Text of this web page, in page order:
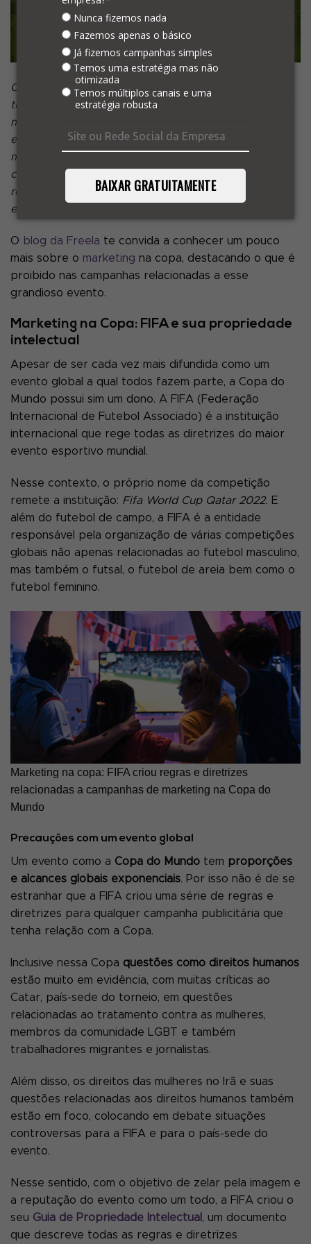
Nunca fizemos nada
Fazemos apenas o básico
Já fizemos campanhas simples
Temos uma estratégia mas não
otimizada
Temos múltiplos canais e uma
estratégia robusta
BAIXAR GRATUITAMENTE
O maior evento esportivo do planeta chegou com
tudo, angariando as atenções de milhões de pessoas
mundo afora, com muitas empresas aproveitando
esse momento para explorar novas campanhas de
marketing. Mas quando falamos em marketing na
copa, é preciso tomar cuidado. Afinal, a FIFA impôs
regras específicas e diretrizes sobre o que pode ser
explorado em campanhas publicitárias.
O blog da Freela te convida a conhecer um pouco
mais sobre o marketing na copa, destacando o que é
proibido nas campanhas relacionadas a esse
grandioso evento.
Marketing na Copa: FIFA e sua propriedade
intelectual
Apesar de ser cada vez mais difundida como um
evento global a qual todos fazem parte, a Copa do
Mundo possui sim um dono. A FIFA (Federação
Internacional de Futebol Associado) é a instituição
internacional que rege todas as diretrizes do maior
evento esportivo mundial.
Nesse contexto, o próprio nome da competição
remete a instituição: Fifa World Cup Qatar 2022. E
além do futebol de campo, a FIFA é a entidade
responsável pela organização de várias competições
globais não apenas relacionadas ao futebol masculino,
mas também o futsal, o futebol de areia bem como o
futebol feminino.
Marketing na copa: FIFA criou regras e diretrizes
relacionadas a campanhas de marketing na Copa do
Mundo
Precauções com um evento global
Um evento como a Copa do Mundo tem proporções
e alcances globais exponenciais. Por isso não é de se
estranhar que a FIFA criou uma série de regras e
diretrizes para qualquer campanha publicitária que
tenha relação com a Copa.
Inclusive nessa Copa questões como direitos humanos
estão muito em evidência, com muitas críticas ao
Catar, país-sede do torneio, em questões
relacionadas ao tratamento contra as mulheres,
membros da comunidade LGBT e também
trabalhadores migrantes e jornalistas.
Além disso, os direitos das mulheres no Irã e suas
questões relacionadas aos direitos humanos também
estão em foco, colocando em debate situações
controversas para a FIFA e para o país-sede do
evento.
Nesse sentido, com o objetivo de zelar pela imagem e
a reputação do evento como um todo, a FIFA criou o
seu Guia de Propriedade Intelectual , um documento
que descreve todas as regras e diretrizes